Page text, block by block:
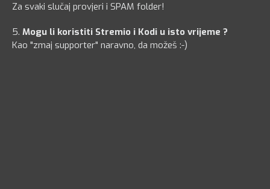
Za svaki slučaj provjeri i SPAM folder!
5. Mogu li koristiti Stremio i Kodi u isto vrijeme ?
Kao "zmaj supporter" naravno, da možeš :-)